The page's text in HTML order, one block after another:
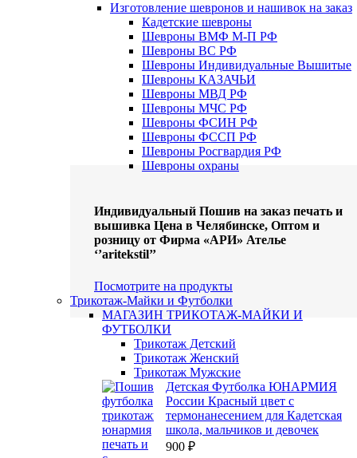
Изготовление шевронов и нашивок на заказ
Кадетские шевроны
Шевроны ВМФ М-П РФ
Шевроны ВС РФ
Шевроны Индивидуальные Вышитые
Шевроны КАЗАЧЬИ
Шевроны МВД РФ
Шевроны МЧС РФ
Шевроны ФСИН РФ
Шевроны ФССП РФ
Шевроны Росгвардия РФ
Шевроны охраны
Индивидуальный Пошив на заказ печать и
вышивка Цена в Челябинске, Оптом и
розницу от Фирма «АРИ» Ателье
‘’aritekstil’’
Посмотрите на продукты
Трикотаж-Майки и Футболки
МАГАЗИН ТРИКОТАЖ-МАЙКИ И
ФУТБОЛКИ
Трикотаж Детский
Трикотаж Женский
Трикотаж Мужские
Детская Футболка ЮНАРМИЯ
России Красный цвет с
термонанесением для Кадетская
школа, мальчиков и девочек
900 ₽